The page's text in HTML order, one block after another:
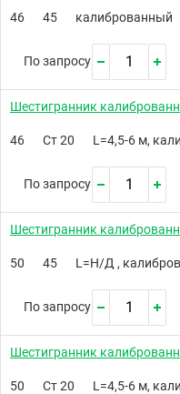
46 45 калиброванный
По запросу
Шестигранник
46 Ст 20 L=4,5-6 м,
По запросу
Шестигранник
50 45 L=Н/Д ,
По запросу
Шестигранник
50 Ст 20 L=4,5-6 м,